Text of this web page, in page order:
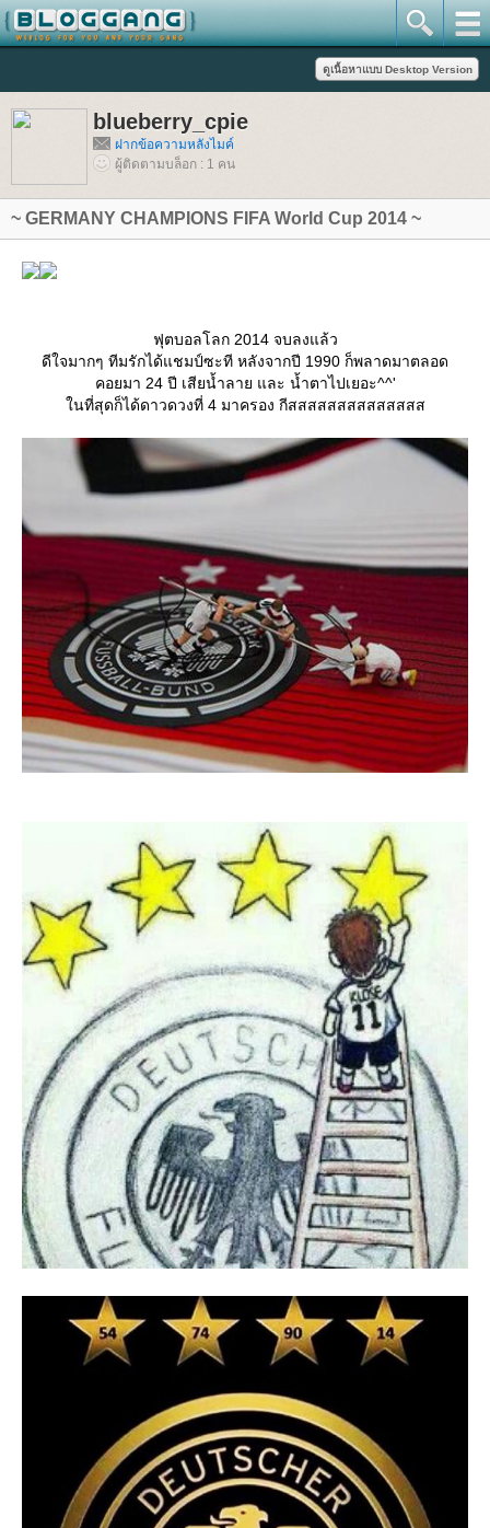
blueberry_cpie
ฝากข้อความหลังไมค์
ผู้ติดตามบล็อก : 1 คน
~ GERMANY CHAMPIONS FIFA World Cup 2014 ~
ฟุตบอลโลก 2014 จบลงแล้ว
ดีใจมากๆ ทีมรักได้แชมป์ซะที หลังจากปี 1990 ก็พลาดมาตลอด
คอยมา 24 ปี เสียน้ำลาย และ น้ำตาไปเยอะ^^'
นที่สุดก็ได้ดาวดวงที่ 4 มาครอง กีสสสสสสสสสสสสสส